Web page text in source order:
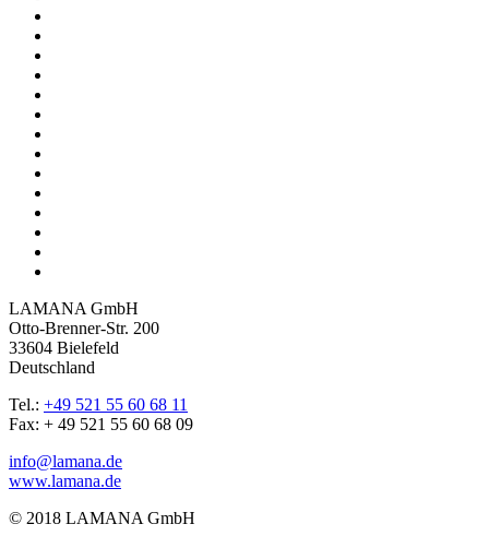
LAMANA GmbH
Otto-Brenner-Str. 200
33604 Bielefeld
Deutschland
Tel.: +49 521 55 60 68 11
Fax: + 49 521 55 60 68 09
info@lamana.de
www.lamana.de
© 2018 LAMANA GmbH